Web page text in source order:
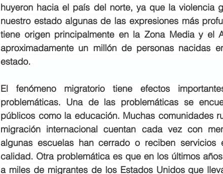
huyeron hacia el país del norte, ya que la violencia
nuestro estado algunas de las expresiones más
tiene origen principalmente en la Zona Media y el
aproximadamente un millón de personas nacidas
estado.
El fenómeno migratorio tiene efectos
problemáticas. Una de las problemáticas se
públicos como la educación. Muchas comunidades
migración internacional cuentan cada vez con
algunas escuelas han cerrado o reciben servicios
calidad. Otra problemática es que en los últimos
a miles de migrantes de los Estados Unidos que